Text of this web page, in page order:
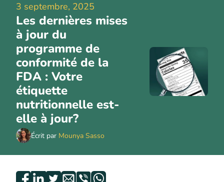
3 septembre, 2025
Les dernières mises
à jour du
programme de
conformité de la
FDA : Votre
étiquette
nutritionnelle est-
elle à jour?
Écrit par Mounya Sasso
Ressources
Conditions générales d’utilisation
Politique de confidentialité